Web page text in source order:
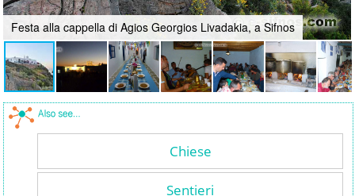
Festa alla cappella di Agios Georgios Livadakia, a Sifnos
Chiese
Sentieri